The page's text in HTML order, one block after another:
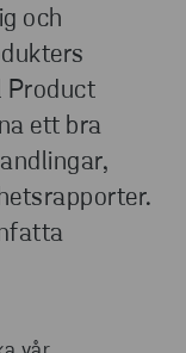
och
Product
ett bra